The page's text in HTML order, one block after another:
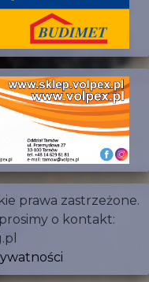
prawa zastrzeżone.
o kontakt: